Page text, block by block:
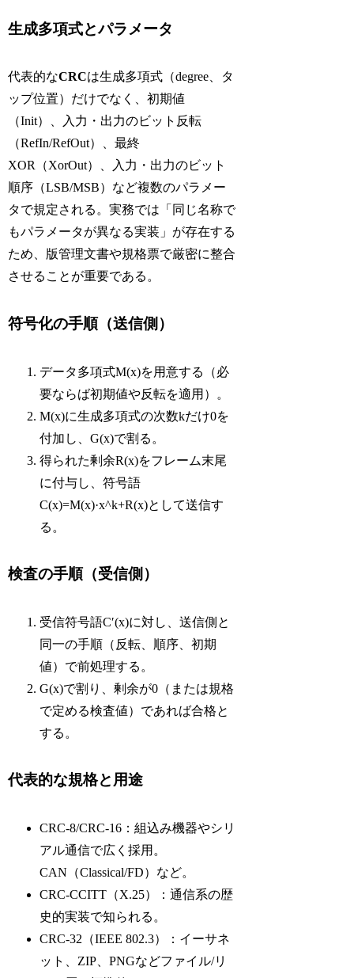
生成多項式とパラメータ
代表的なCRCは生成多項式（degree、タ
ップ位置）だけでなく、初期値
（Init）、入力・出力のビット反転
（RefIn/RefOut）、最終
XOR（XorOut）、入力・出力のビット
順序（LSB/MSB）など複数のパラメー
タで規定される。実務では「同じ名称で
もパラメータが異なる実装」が存在する
ため、版管理文書や規格票で厳密に整合
させることが重要である。
符号化の手順（送信側）
データ多項式M(x)を用意する（必
要ならば初期値や反転を適用）。
M(x)に生成多項式の次数kだけ0を
付加し、G(x)で割る。
得られた剰余R(x)をフレーム末尾
に付与し、符号語
C(x)=M(x)·x^k+R(x)として送信す
る。
検査の手順（受信側）
受信符号語C′(x)に対し、送信側と
同一の手順（反転、順序、初期
値）で前処理する。
G(x)で割り、剰余が0（または規格
で定める検査値）であれば合格と
する。
代表的な規格と用途
CRC-8/CRC-16：組込み機器やシリ
アル通信で広く採用。
CAN（Classical/FD）など。
CRC-CCITT（X.25）：通信系の歴
史的実装で知られる。
CRC-32（IEEE 802.3）：イーサネ
ット、ZIP、PNGなどファイル/リ